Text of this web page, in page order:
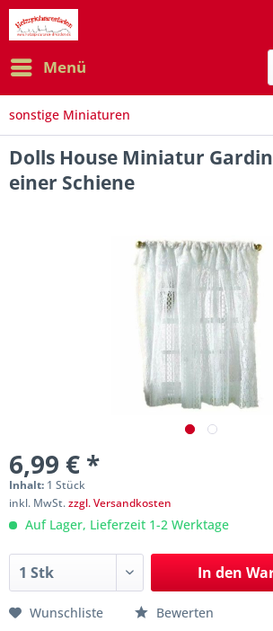
Menü
sonstige Miniaturen
Dolls House Miniatur
einer Schiene
6,99 € *
Inhalt: 1 Stück
inkl. MwSt.zzgl. Versandkosten
Auf Lager, Lieferzeit 1-2 Werktage
In den
Wunschliste Bewerten